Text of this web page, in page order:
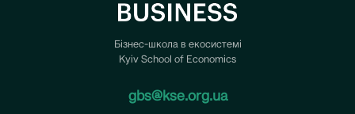
Бізнес-школа в екосистемі
Kyiv School of Economics
gbs@kse.org.ua